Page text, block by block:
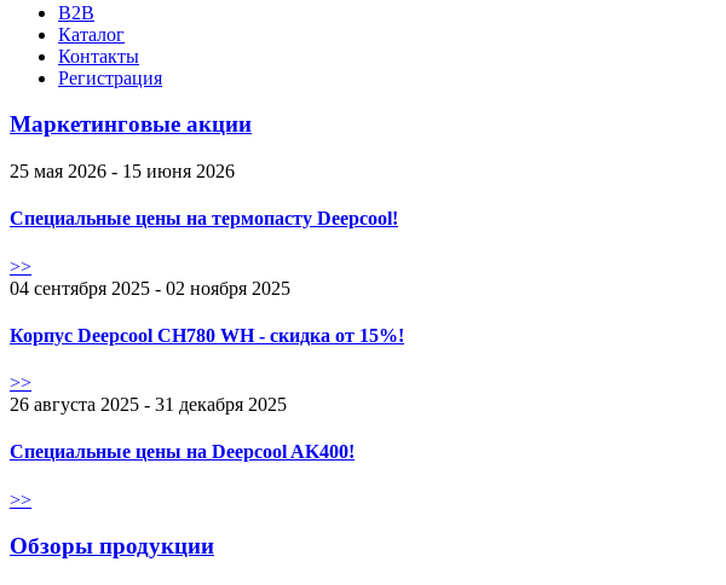
B2B
Каталог
Контакты
Регистрация
Маркетинговые акции
25 мая 2026 - 15 июня 2026
Специальные цены на термопасту Deepcool!
>>
04 сентября 2025 - 02 ноября 2025
Корпус Deepcool CH780 WH - скидка от 15%!
>>
26 августа 2025 - 31 декабря 2025
Специальные цены на Deepcool AK400!
>>
Обзоры продукции